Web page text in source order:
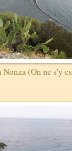
Nonza (On ne s'y